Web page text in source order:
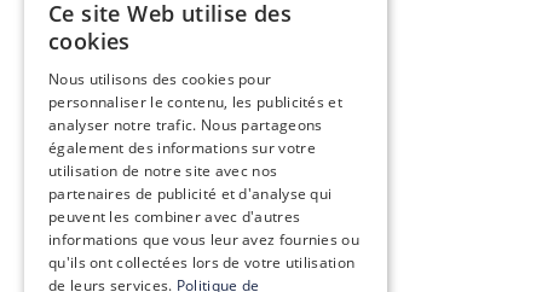
Ce site Web utilise des
cookies
Nous utilisons des cookies pour
personnaliser le contenu, les publicités et
analyser notre trafic. Nous partageons
également des informations sur votre
utilisation de notre site avec nos
partenaires de publicité et d'analyse qui
peuvent les combiner avec d'autres
informations que vous leur avez fournies ou
qu'ils ont collectées lors de votre utilisation
de leurs services. Politique de